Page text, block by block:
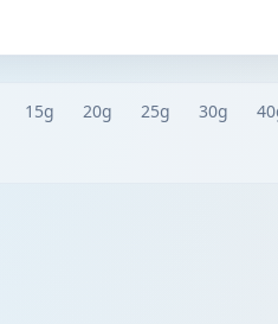
15g 20g 25g 30g